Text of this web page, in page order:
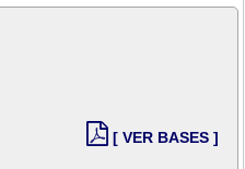
[ VER BASES ]